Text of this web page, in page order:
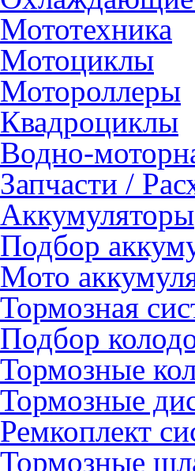
Мототехника
Мотоциклы
Мотороллеры
Квадроциклы
Водно-
Запчасти /
Аккумуляторы
Подбор
Мото
Тормозная
Подбор
Тормозные
Тормозные
Ремкоплект
Тормозные